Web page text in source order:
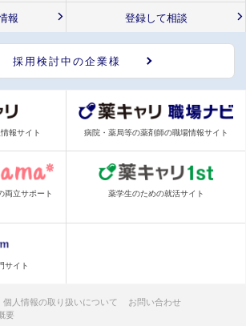
報 登録して相談
採用検討中の企業様
報サイト 病院・薬局等の薬剤師の職場情報サイト
両立サポート
薬学生のための就活サイト
サイト
個人情報の取り扱いについて
お問い合わせ
要